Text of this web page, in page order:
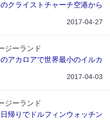
クライストチャーチ空港から
2017-04-27
ジーランド
アカロアで世界最小のイルカ
2017-04-03
ジーランド
帰りでドルフィンウォッチン